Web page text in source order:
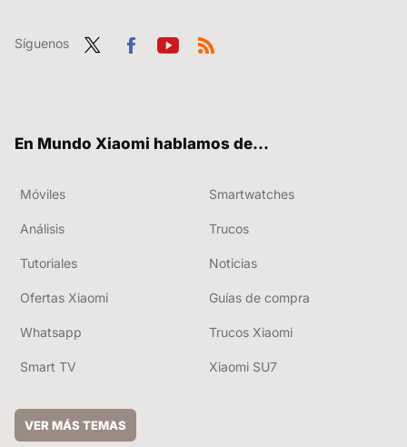
Síguenos
En Mundo Xiaomi hablamos de...
Móviles Smartwatches
Análisis Trucos
Tutoriales Noticias
Ofertas Xiaomi Guías de compra
Whatsapp Trucos Xiaomi
Smart TV Xiaomi SU7
VER MÁS TEMAS